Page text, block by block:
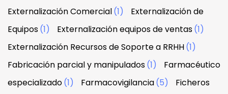
Externalización Comercial(1)
Externalización de
Equipos(1) Externalización equipos de ventas(1)
Externalización Recursos de Soporte a RRHH(1)
Fabricación parcial y manipulados(1)
Farmacéutico
especializado(1) Farmacovigilancia(5)
Ficheros